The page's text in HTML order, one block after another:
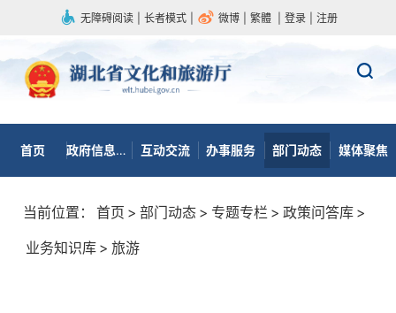
无障碍阅读 长者模式 微博 繁體 登录 注册
首页 政府信息公开 互动交流 办事服务 部门动态 媒体聚焦
当前位置： 首页 > 部门动态 > 专题专栏 > 政策问答库 >
业务知识库 > 旅游